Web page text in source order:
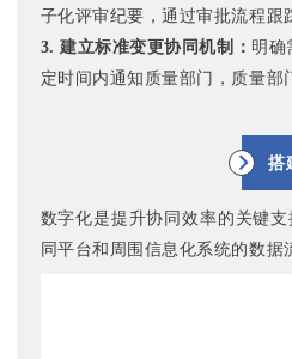
子化评审纪要，通过审批流程跟
3. 建立标准变更协同机制： 明确
定时间内通知质量部门，质量部
搭
数字化是提升协同效率的关键
同平台和周围信息化系统的数据